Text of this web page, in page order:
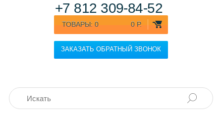
ТОВАРЫ: 0 0 Р.
ЗАКАЗАТЬ ОБРАТНЫЙ ЗВОНОК
+7 812 309-84-52